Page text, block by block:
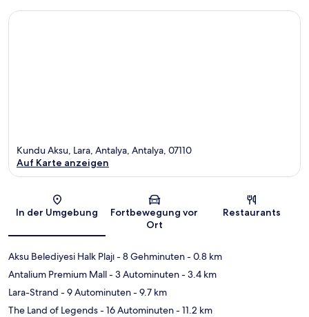
Karte
Kundu Aksu, Lara, Antalya, Antalya, 07110
Auf Karte anzeigen
In der Umgebung
Fortbewegung vor
Ort
Restaurants
Aksu Belediyesi Halk Plajı- 8 Gehminuten- 0.8 km
Antalium Premium Mall- 3 Autominuten- 3.4 km
Lara-Strand - 9 Autominuten- 9.7 km
The Land of Legends- 16 Autominuten- 11.2 km